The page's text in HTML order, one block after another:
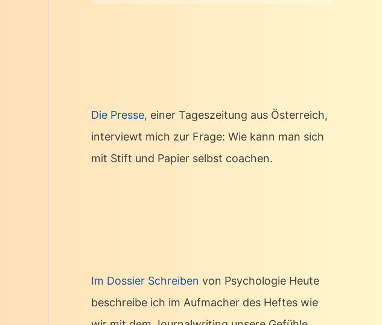
Die Presse, einer Tageszeitung aus Österreich,
interviewt mich zur Frage: Wie kann man sich
mit Stift und Papier selbst coachen.
Im Dossier Schreiben von Psychologie Heute
beschreibe ich im Aufmacher des Heftes wie